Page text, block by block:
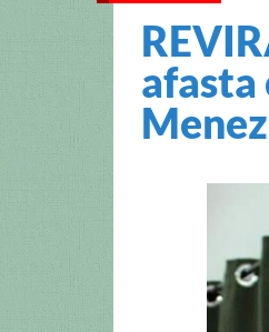
afasta